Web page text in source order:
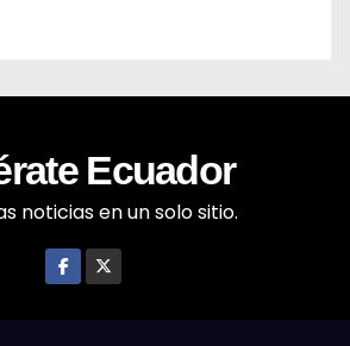
Ecuador
noticias en un solo sitio.